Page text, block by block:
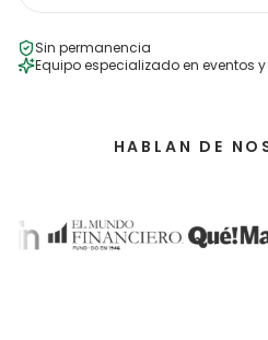
Sin permanencia
Equipo especializado en eventos
HABLAN DE